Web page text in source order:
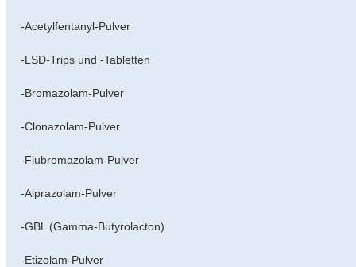
-Acetylfentanyl-Pulver
-LSD-Trips und -Tabletten
-Bromazolam-Pulver
-Clonazolam-Pulver
-Flubromazolam-Pulver
-Alprazolam-Pulver
-GBL (Gamma-Butyrolacton)
-Etizolam-Pulver